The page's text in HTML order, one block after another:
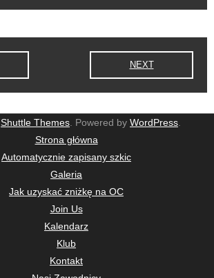
NEXT
Shuttle Themes . Powered by WordPress
Strona główna
Automatycznie zapisany szkic
Galeria
Jak uzyskać zniżkę na OC
Join Us
Kalendarz
Klub
Kontakt